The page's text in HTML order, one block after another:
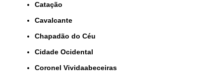
Catação
Cavalcante
Chapadão do Céu
Cidade Ocidental
Coronel Vividaabeceiras